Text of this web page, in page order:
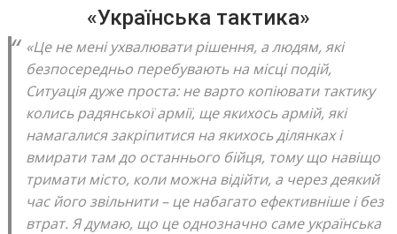
«Українська тактика»
«Це не мені ухвалювати рішення, а людям, які
безпосередньо перебувають на місці подій,
Ситуація дуже проста: не варто копіювати тактику
колись радянської армії, ще якихось армій, які
намагалися закріпитися на якихось ділянках і
вмирати там до останнього бійця, тому що навіщо
тримати місто, коли можна відійти, а через деякий
час його звільнити – це набагато ефективніше і без
втрат. Я думаю, що це однозначно саме українська